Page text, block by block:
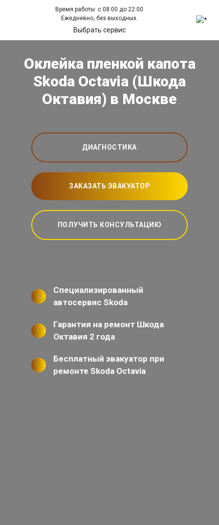
Время работы: с 08:00 до 22:00
Ежедневно, без выходных.
Выбрать сервис
Оклейка пленкой капота
Skoda Octavia (Шкода
Октавия) в Москве
ДИАГНОСТИКА
ЗАКАЗАТЬ ЭВАКУАТОР
ПОЛУЧИТЬ КОНСУЛЬТАЦИЮ
Специализированный
автосервис Skoda
Гарантия на ремонт Шкода
Октавия 2 года
Бесплатный эвакуатор при
ремонте Skoda Octavia